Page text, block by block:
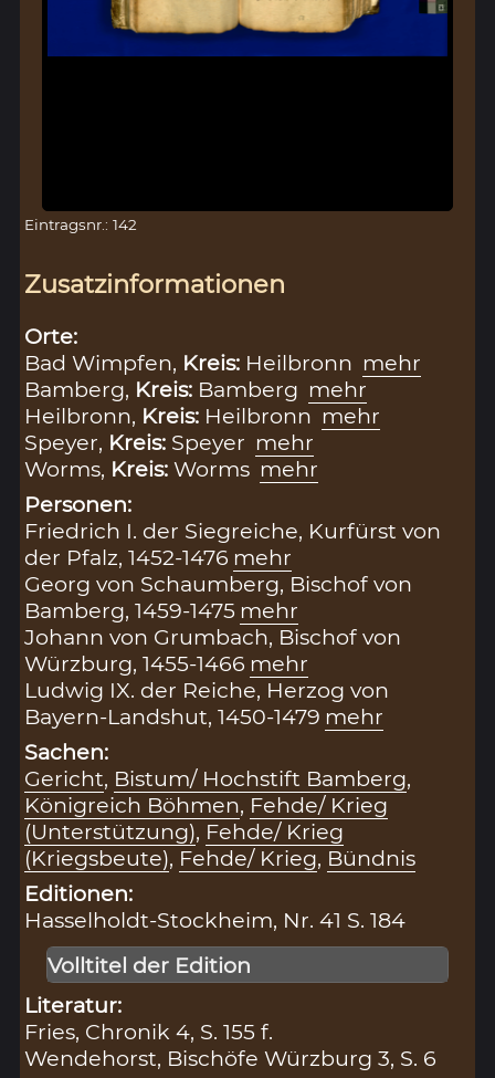
Eintragsnr.: 142
Zusatzinformationen
Orte:
Bad Wimpfen, Kreis: Heilbronn mehr
Bamberg, Kreis: Bamberg mehr
Heilbronn, Kreis: Heilbronn mehr
Speyer, Kreis: Speyer mehr
Worms, Kreis:Worms mehr
Personen:
Friedrich I. der Siegreiche, Kurfürst von
der Pfalz, 1452-1476 mehr
Georg von Schaumberg, Bischof von
Bamberg, 1459-1475 mehr
Johann von Grumbach, Bischof von
Würzburg, 1455-1466 mehr
Ludwig IX. der Reiche, Herzog von
Bayern-Landshut, 1450-1479 mehr
Sachen:
Gericht, Bistum/ Hochstift Bamberg,
Königreich Böhmen, Fehde/ Krieg
(Unterstützung), Fehde/ Krieg
(Kriegsbeute), Fehde/ Krieg, Bündnis
Editionen:
Hasselholdt-Stockheim, Nr. 41 S. 184
Volltitel der Edition
Literatur:
Fries, Chronik 4, S. 155 f.
Wendehorst, Bischöfe Würzburg 3, S. 6